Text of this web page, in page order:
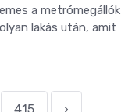
a metrómegállók
lakás után, amit
415 ›